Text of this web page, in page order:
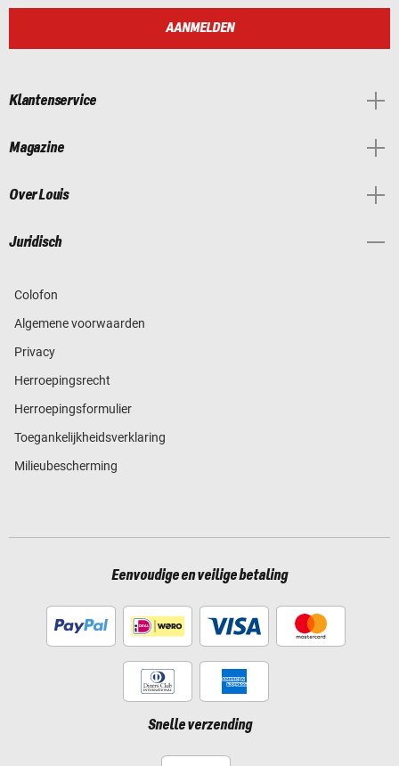
AANMELDEN
Klantenservice
Magazine
Over Louis
Juridisch
Colofon
Algemene voorwaarden
Privacy
Herroepingsrecht
Herroepingsformulier
Toegankelijkheidsverklaring
Milieubescherming
Eenvoudige en veilige betaling
Snelle verzending